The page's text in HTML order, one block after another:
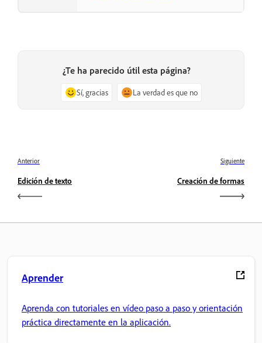
¿Te ha parecido útil esta página?
Sí, gracias La verdad es que no
Anterior
Edición de texto
Siguiente
Creación de formas
Aprender
Aprenda con tutoriales en vídeo paso a paso y orientación
práctica directamente en la aplicación.